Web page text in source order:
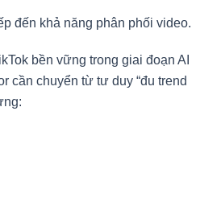
đến khả năng phân phối video.
bền vững trong giai đoạn AI
cần chuyển từ tư duy “đu trend